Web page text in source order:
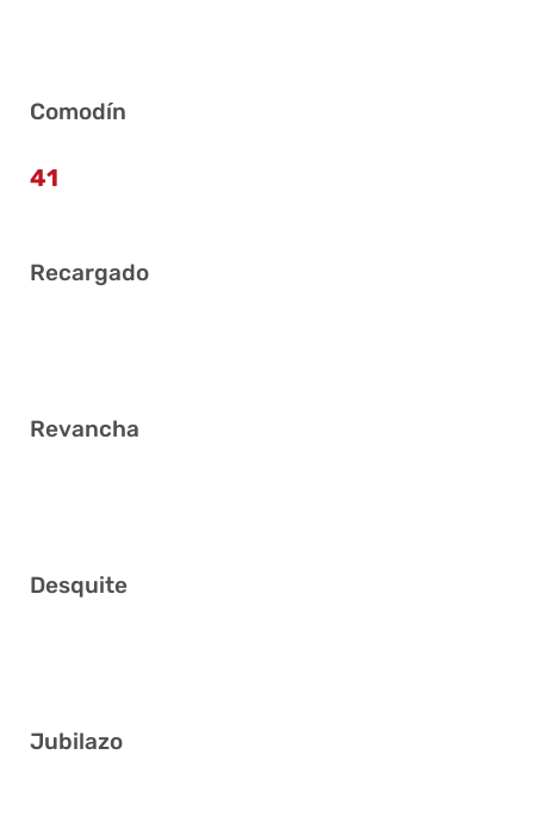
Comodín
41
Recargado
Revancha
Desquite
Jubilazo